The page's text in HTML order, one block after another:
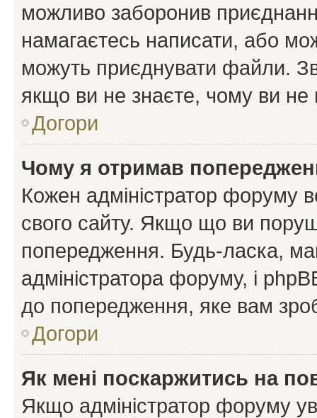
можливо заборонив
намагаєтесь написати, або
можуть приєднувати файли.
якщо ви не знаєте, чому ви
Догори
Чому я отримав
Кожен адміністратор форуму
свого сайту. Якщо що ви
попередження. Будь-ласка,
адміністратора форуму, і
до попередження, яке вам
Догори
Як мені поскаржитись на
Якщо адміністратор форуму